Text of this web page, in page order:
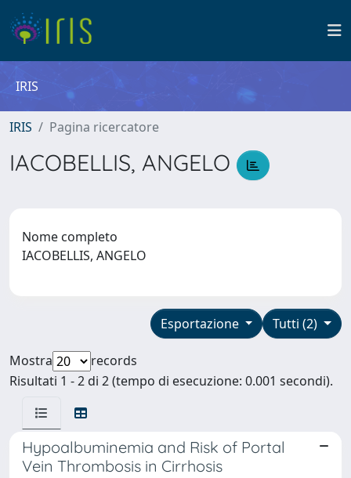
IRIS
IRIS Pagina ricercatore
IACOBELLIS, ANGELO
Nome completo
IACOBELLIS, ANGELO
Tutti (2)
Esportazione
Mostra
records
Risultati 1 - 2 di 2 (tempo di esecuzione: 0.001 secondi).
Hypoalbuminemia and Risk of Portal
Vein Thrombosis in Cirrhosis